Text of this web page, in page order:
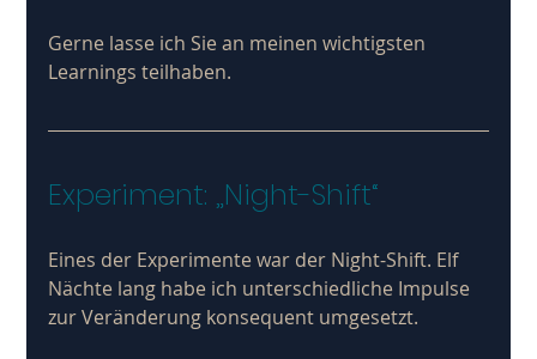
Gerne lasse ich Sie an meinen wichtigsten
Learnings teilhaben.
Experiment: „Night-Shift“
Eines der Experimente war der Night-Shift. Elf
Nächte lang habe ich unterschiedliche Impulse
zur Veränderung konsequent umgesetzt.